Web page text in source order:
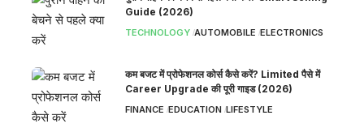
Guide (2026)
TECHNOLOGY AUTOMOBILE ELECTRONICS
कम बजट में प्रोफेशनल कोर्स कैसे करें? Limited पैसे में
Career Upgrade की पूरी गाइड (2026)
FINANCE EDUCATION LIFESTYLE